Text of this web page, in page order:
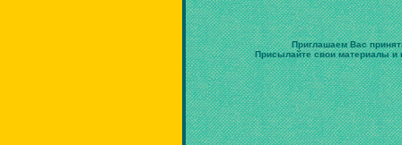
Приглашаем Вас
Присылайте свои материалы и